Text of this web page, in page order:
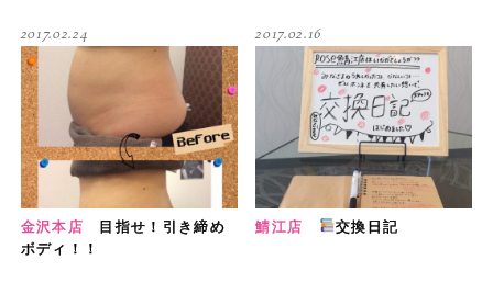
金沢本店
目指せ！引き締め
ボディ！！
2017.02.24
鯖江店 交換日記
2017.02.16